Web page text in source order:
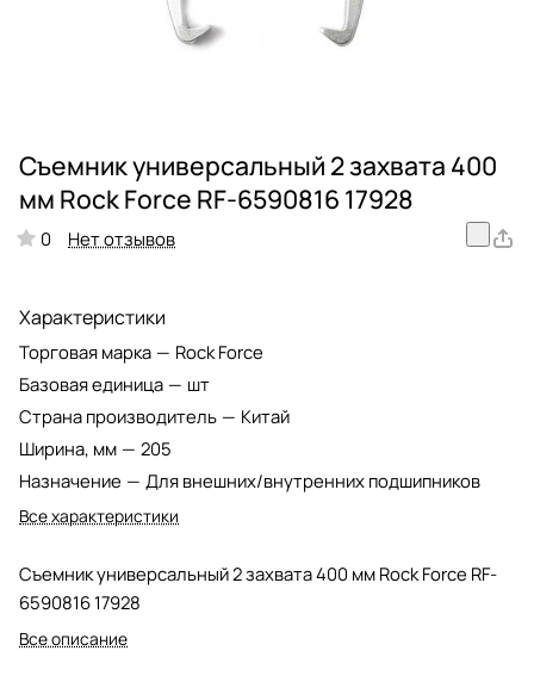
Съемник универсальный 2 захвата 400
мм Rock Force RF-6590816 17928
0 Нет отзывов
Характеристики
Торговая марка — Rock Force
Базовая единица — шт
Страна производитель — Китай
Ширина, мм — 205
Назначение — Для внешних/внутренних подшипников
Все характеристики
Съемник универсальный 2 захвата 400 мм Rock Force RF-
6590816 17928
Все описание